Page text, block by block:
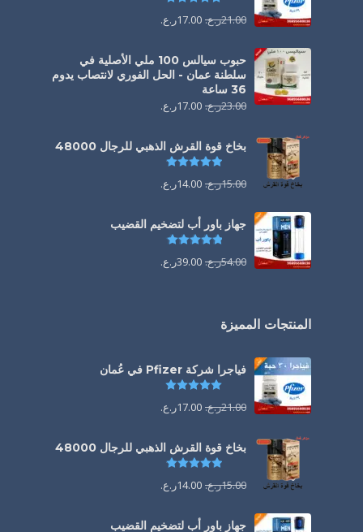
21.00ر.ع. 17.00ر.ع.
حبوب سيالس 100 ملي الأصلية في
سلطنة عمان - الحل الفوري لانتصاب يدوم
36 ساعة
23.00ر.ع. 17.00ر.ع.
بخاخ قوة القرش الذهبي للرجال 48000
تم التقييم
15.00ر.ع. 14.00ر.ع.
جهاز باور أب لتضخيم القضيب
تم التقييم
54.00ر.ع. 39.00ر.ع.
المنتجات المميزة
فياجرا شركة Pfizer في عُمان
21.00ر.ع. 17.00ر.ع.
بخاخ قوة القرش الذهبي للرجال 48000
تم التقييم
15.00ر.ع. 14.00ر.ع.
جهاز باور أب لتضخيم القضيب